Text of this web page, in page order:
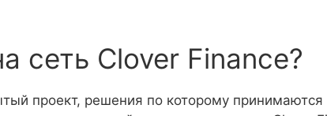
сеть Clover Finance?
проект, решения по которому принимаются